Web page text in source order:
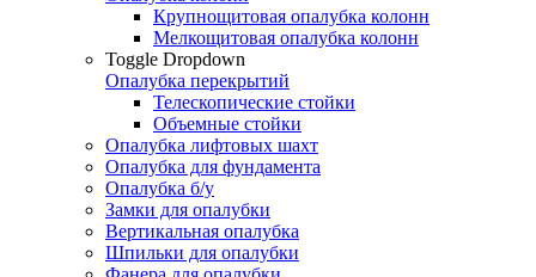
Крупнощитовая опалубка колонн
Мелкощитовая опалубка колонн
Toggle Dropdown
Опалубка перекрытий
Телескопические стойки
Объемные стойки
Опалубка лифтовых шахт
Опалубка для фундамента
Опалубка б/у
Замки для опалубки
Вертикальная опалубка
Шпильки для опалубки